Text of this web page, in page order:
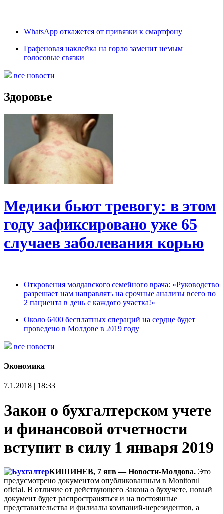
WhatsApp откажется от привязки к смартфону
Графеновая наклейка на горло заменит немым
голосовые связки
все новости
Здоровье
Медики бьют тревогу: в этом
году зафиксировано уже 65
случаев заболевания корью
Откровения молдавского семейного врача: «Руководство
разрешает нам направлять на срочные анализы всего по
2 пациента в день с каждого участка!»
Около 6400 бесплатных операций на сердце будет
проведено в Молдове в 2019 году
все новости
Экономика
7.1.2018 | 18:33
Закон о бухгалтерском учете
и финансовой отчетности
вступит в силу 1 января 2019
КИШИНЕВ, 7 янв — Новости-Молдова. Это
предусмотрено документом опубликованным в Monitorul
oficial. В отличие от действующего Закона о бухучете, новый
документ будет распространяться и на постоянные
представительства и филиалы компаний-нерезидентов, а